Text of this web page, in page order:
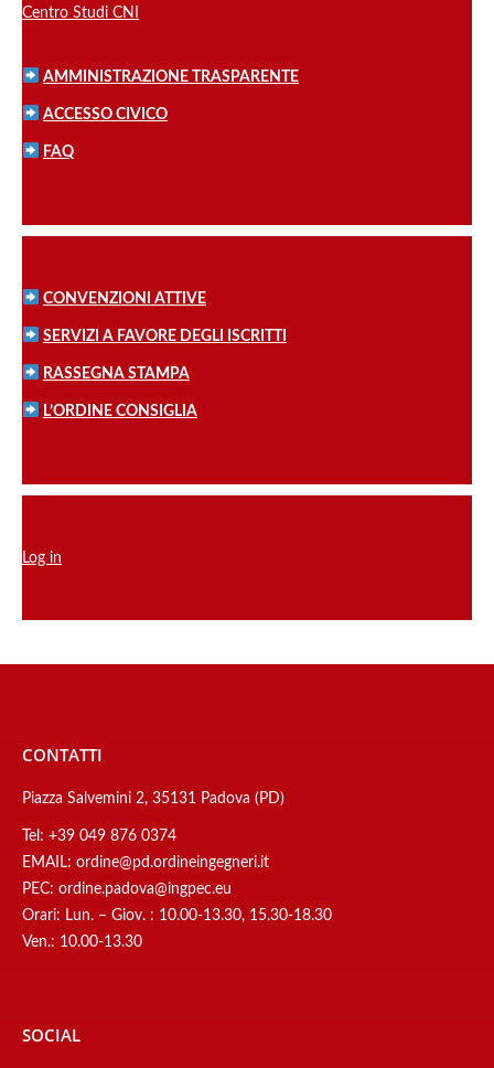
Centro Studi CNI
AMMINISTRAZIONE TRASPARENTE
ACCESSO CIVICO
FAQ
CONVENZIONI ATTIVE
SERVIZI A FAVORE DEGLI ISCRITTI
RASSEGNA STAMPA
L’ORDINE CONSIGLIA
Log in
CONTATTI
Piazza Salvemini 2, 35131 Padova (PD)
Tel: +39 049 876 0374
EMAIL: ordine@pd.ordineingegneri.it
PEC: ordine.padova@ingpec.eu
Orari: Lun. – Giov. : 10.00-13.30, 15.30-18.30
Ven.: 10.00-13.30
SOCIAL